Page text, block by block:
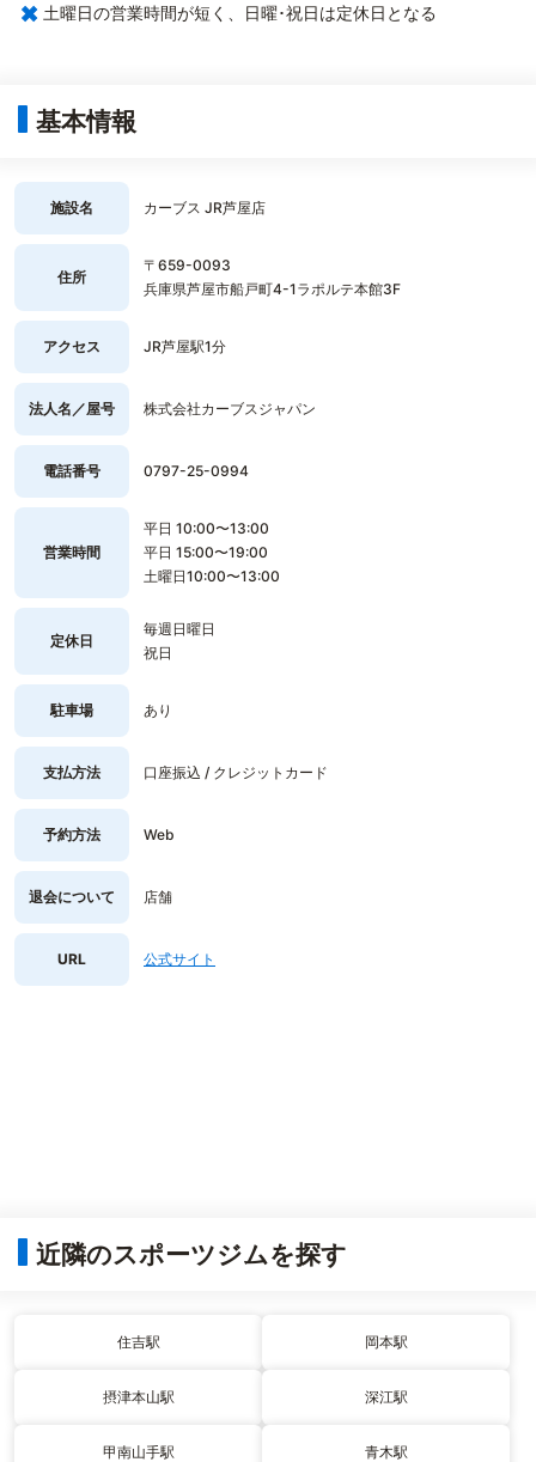
× 土曜日の営業時間が短く、日曜･祝日は定休日となる
基本情報
施設名 カーブス JR芦屋店
住所
〒659-0093
兵庫県芦屋市船戸町4-1ラポルテ本館3F
アクセス JR芦屋駅1分
法人名／屋号 株式会社カーブスジャパン
電話番号 0797-25-0994
営業時間
平日 10:00〜13:00
平日 15:00〜19:00
土曜日10:00〜13:00
定休日
毎週日曜日
祝日
駐車場 あり
支払方法 口座振込 / クレジットカード
予約方法 Web
退会について 店舗
URL 公式サイト
近隣のスポーツジムを探す
住吉駅 岡本駅
摂津本山駅 深江駅
甲南山手駅 青木駅